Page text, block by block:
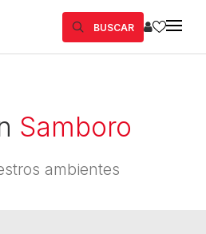
BUSCAR
Samboro
ambientes